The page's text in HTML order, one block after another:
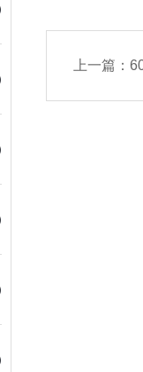
上一篇：